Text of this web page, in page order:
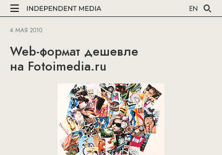
EN
4 МАЯ 2010
Web-формат дешевле
на Fotoimedia.ru